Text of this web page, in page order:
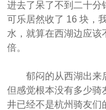
进去了呆了不到二十分
可乐居然收了 16 块，
水，就算在西湖边应该
倍。
郁闷的从西湖出来
但感觉根本没有多少骑
井已经不是杭州骑友们